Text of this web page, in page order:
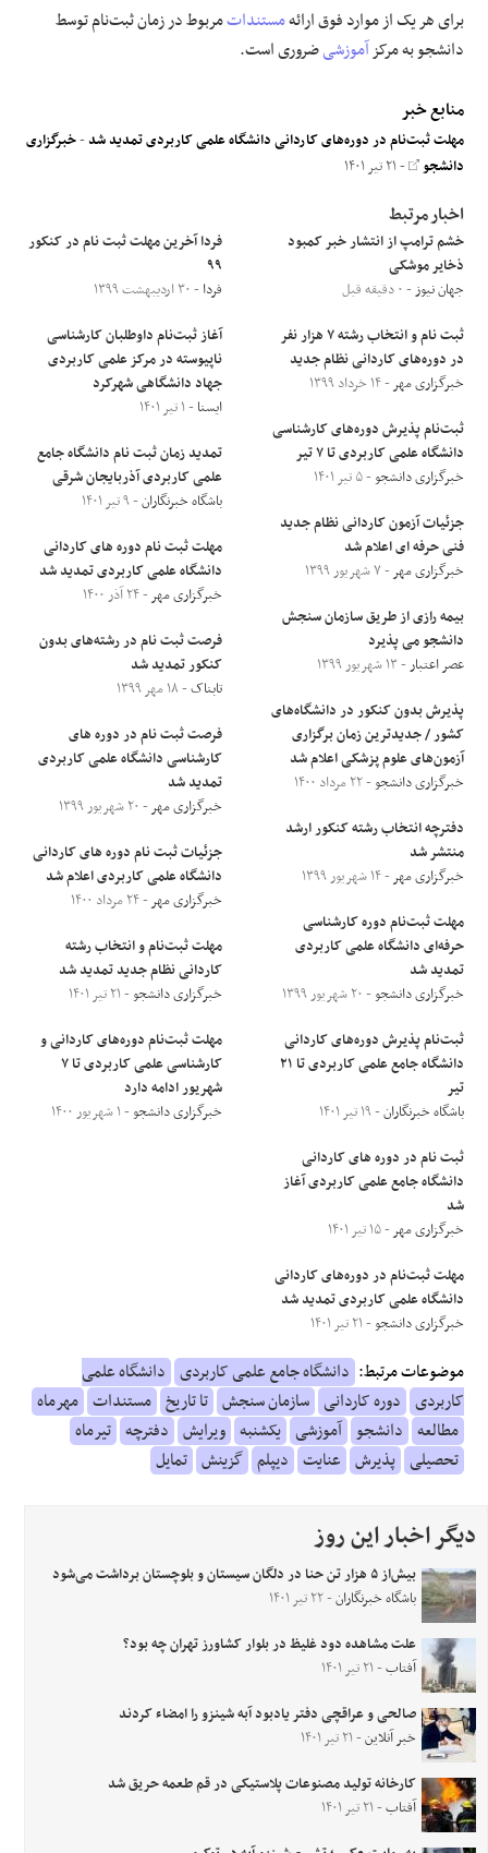
برای هر یک از موارد فوق ارائهمستنداتمربوط در زمان ثبت‌نام توسط
دانشجو به مرکزآموزشیضروری است.
منابع خبر
مهلت ثبت‌نام در دوره‌های کاردانی دانشگاه علمی کاربردی تمدید شد-خبرگزاری
دانشجو - ۲۱ تیر ۱۴۰۱
اخبار مرتبط
خشم ترامپ از انتشار خبر کمبود
ذخایر موشکی
جهان نیوز- ۰ دقیقه قبل
ثبت نام و انتخاب رشته ۷ هزار نفر
در دوره‌های کاردانی نظام جدید
خبرگزاری مهر- ۱۴ خرداد ۱۳۹۹
ثبت‌نام پذیرش دوره‌های کارشناسی
دانشگاه علمی کاربردی تا ۷ تیر
خبرگزاری دانشجو- ۵ تیر ۱۴۰۱
جزئیات آزمون کاردانی نظام جدید
فنی حرفه ای اعلام شد
خبرگزاری مهر- ۷ شهریور ۱۳۹۹
بیمه رازی از طریق سازمان سنجش
دانشجو می پذیرد
عصر اعتبار- ۱۳ شهریور ۱۳۹۹
پذیرش بدون کنکور در دانشگاه‌های
کشور / جدیدترین زمان برگزاری
آزمون‌های علوم پزشکی اعلام شد
خبرگزاری دانشجو- ۲۲ مرداد ۱۴۰۰
دفترچه انتخاب رشته کنکور ارشد
منتشر شد
خبرگزاری مهر- ۱۴ شهریور ۱۳۹۹
مهلت ثبت‌نام دوره کارشناسی
حرفه‌ای دانشگاه علمی کاربردی
تمدید شد
خبرگزاری دانشجو- ۲۰ شهریور ۱۳۹۹
ثبت‌نام پذیرش دوره‌های کاردانی
دانشگاه جامع علمی کاربردی تا ٢١
تیر
باشگاه خبرنگاران- ۱۹ تیر ۱۴۰۱
ثبت نام در دوره های کاردانی
دانشگاه جامع علمی کاربردی آغاز
شد
خبرگزاری مهر- ۱۵ تیر ۱۴۰۱
مهلت ثبت‌نام در دوره‌های کاردانی
دانشگاه علمی کاربردی تمدید شد
خبرگزاری دانشجو- ۲۱ تیر ۱۴۰۱
فردا آخرین مهلت ثبت نام در کنکور
۹۹
فردا - ۳۰ اردیبهشت ۱۳۹۹
آغاز ثبت‌نام داوطلبان کارشناسی
ناپیوسته در مرکز علمی کاربردی
جهاد دانشگاهی شهرکرد
ایسنا - ۱ تیر ۱۴۰۱
تمدید زمان ثبت نام دانشگاه جامع
علمی کاربردی آذربایجان شرقی
باشگاه خبرنگاران- ۹ تیر ۱۴۰۱
مهلت ثبت نام دوره های کاردانی
دانشگاه علمی کاربردی تمدید شد
خبرگزاری مهر- ۲۴ آذر ۱۴۰۰
فرصت ثبت نام در رشته‌های بدون
کنکور تمدید شد
تابناک- ۱۸ مهر ۱۳۹۹
فرصت ثبت نام در دوره‌ های
کارشناسی دانشگاه علمی کاربردی
تمدید شد
خبرگزاری مهر- ۲۰ شهریور ۱۳۹۹
جزئیات ثبت نام دوره های کاردانی
دانشگاه علمی کاربردی اعلام شد
خبرگزاری مهر- ۲۴ مرداد ۱۴۰۰
مهلت ثبت‌نام و انتخاب رشته
کاردانی نظام جدید تمدید شد
خبرگزاری دانشجو- ۲۱ تیر ۱۴۰۱
مهلت ثبت‌نام دوره‌های کاردانی و
کارشناسی علمی کاربردی تا ۷
شهریور ادامه دارد
خبرگزاری دانشجو- ۱ شهریور ۱۴۰۰
موضوعات مرتبط: دانشگاه جامع علمی کاربردی دانشگاه علمی
کاربردی دوره کاردانی سازمان سنجش تا تاریخ مستندات مهرماه
مطالعه دانشجو آموزشی یکشنبه ویرایش دفترچه تیرماه
تحصیلی پذیرش عنایت دیپلم گزینش تمایل
دیگر اخبار این روز
بیش‌از ۵ هزار تن حنا در دلگان سیستان و بلوچستان برداشت می‌شود
باشگاه خبرنگاران- ۲۲ تیر ۱۴۰۱
علت مشاهده دود غلیظ در بلوار کشاورز تهران چه بود؟
آفتاب- ۲۱ تیر ۱۴۰۱
صالحی و عراقچی دفتر یادبود آبه شینزو را امضاء کردند
خبر آنلاین- ۲۱ تیر ۱۴۰۱
کارخانه تولید مصنوعات پلاستیکی در قم طعمه حریق شد
آفتاب- ۲۱ تیر ۱۴۰۱